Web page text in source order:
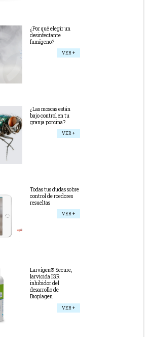
¿Por qué elegir un
desinfectante
fumígeno?
VER +
¿Las moscas están
bajo control en tu
granja porcina?
VER +
Todas tus dudas sobre
control de roedores
resueltas
VER +
Larvigen® Secure,
larvicida IGR
inhibidor del
desarrollo de
Bioplagen
VER +